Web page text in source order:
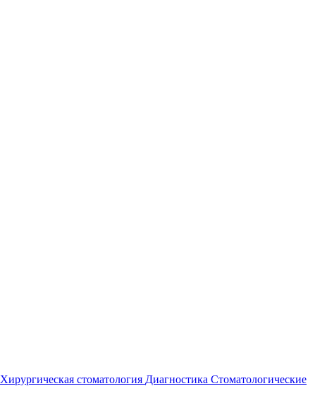
Хирургическая стоматология Диагностика Стоматологические